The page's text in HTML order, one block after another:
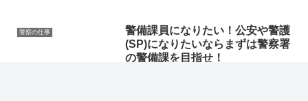
警察の仕事
警備課員になりたい！公安や警護
(SP)になりたいならまずは警察署
の警備課を目指せ！